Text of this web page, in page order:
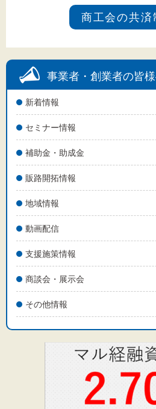
お問い合わ
文字サイズ
黒 白
事業者・創業者の皆
新着情報
セミナー情報
補助金・助成金
販路開拓情報
地域情報
動画配信
支援施策情報
商談会・展示会
その他情報
商工会の共済